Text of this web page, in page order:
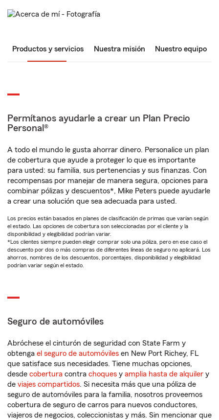
Productos y servicios Nuestra misión Nuestro equipo
Permítanos ayudarle a crear un Plan Precio
Personal®
A todo el mundo le gusta ahorrar dinero. Personalice un plan
de cobertura que ayude a proteger lo que es importante
para usted: su familia, sus pertenencias y sus finanzas. Con
recompensas por manejar de manera segura, opciones para
combinar pólizas y descuentos*, Mike Peters puede ayudarle
a crear una solución que sea adecuada para usted.
Los precios están basados en planes de clasificación de primas que varían según
el estado. Las opciones de cobertura son seleccionadas por el cliente y la
disponibilidad y elegibilidad podrían variar.
*Los clientes siempre pueden elegir comprar solo una póliza, pero en ese caso el
descuento por dos o más compras de diferentes líneas de seguro no aplicará. Los
ahorros, nombres de los descuentos, porcentajes, disponibilidad y elegibilidad
podrían variar según el estado.
Seguro de automóviles
Abróchese el cinturón de seguridad con State Farm y
obtenga el seguro de automóviles en New Port Richey, FL
que satisface sus necesidades. Tiene muchas opciones,
desde cobertura contra choques y amplia hasta de alquiler y
de viajes compartidos. Si necesita más que una póliza de
seguro de automóviles para la familia, nosotros proveemos
cobertura de seguro de carros para nuevos conductores,
viajeros de negocios, coleccionistas y más. Sin mencionar que